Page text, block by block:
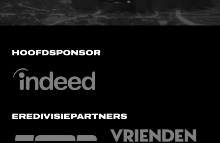
HOOFDSPONSOR
EREDIVISIEPARTNERS